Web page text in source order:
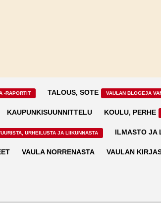
-RAPORTIT TALOUS, SOTE VAULAN BLOGEJA
KAUPUNKISUUNNITTELU KOULU, PERHE
URHEILUSTA JA LIIKUNNASTA ILMASTO JA
VAULA NORRENASTA VAULAN